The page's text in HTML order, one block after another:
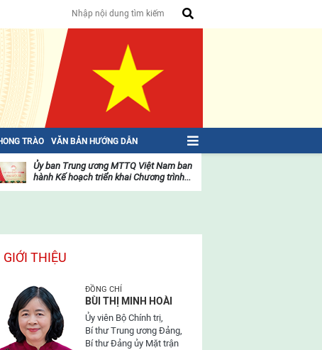
TRÀO VĂN BẢN HƯỚNG DẪN
trận
Ủy ban Trung ương MTTQ Việt Nam ban
hành Kế hoạch triển khai Chương trình...
GIỚI THIỆU
ĐỒNG CHÍ
BÙI THỊ MINH HOÀI
Ủy viên Bộ Chính trị,
Bí thư Trung ương Đảng,
Bí thư Đảng ủy Mặt trận